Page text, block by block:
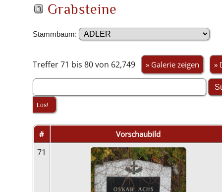
Grabsteine
Stammbaum:
Treffer 71 bis 80 von 62,749 » Galerie zeigen »
# Vorschaubild
71